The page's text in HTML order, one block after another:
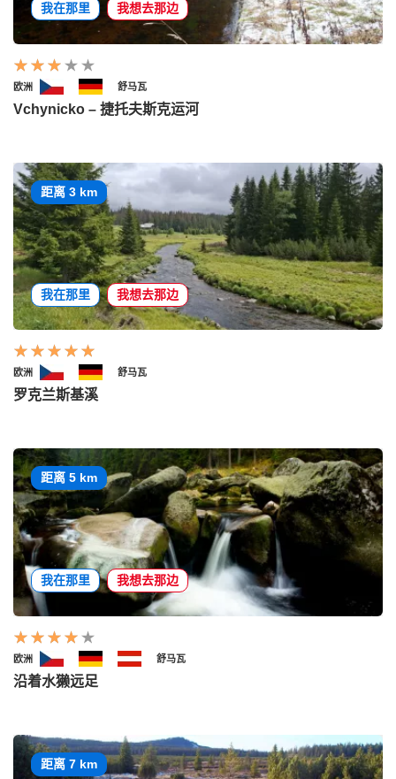
我在那里 我想去那边
欧洲 舒马瓦
Vchynicko – 捷托夫斯克运河
距离 3 km
我在那里 我想去那边
欧洲 舒马瓦
罗克兰斯基溪
距离 5 km
我在那里 我想去那边
欧洲 舒马瓦
沿着水獭远足
距离 7 km